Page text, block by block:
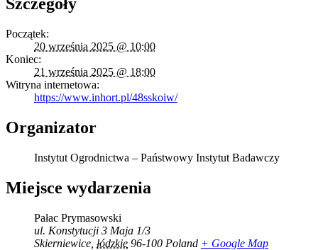
Szczegóły
Początek:
20 września 2025 @ 10:00
Koniec:
21 września 2025 @ 18:00
Witryna internetowa:
https://www.inhort.pl/48sskoiw/
Organizator
Instytut Ogrodnictwa – Państwowy Instytut Badawczy
Miejsce wydarzenia
Pałac Prymasowski
ul. Konstytucji 3 Maja 1/3
Skierniewice łódzkie 96-100 Poland + Google Map